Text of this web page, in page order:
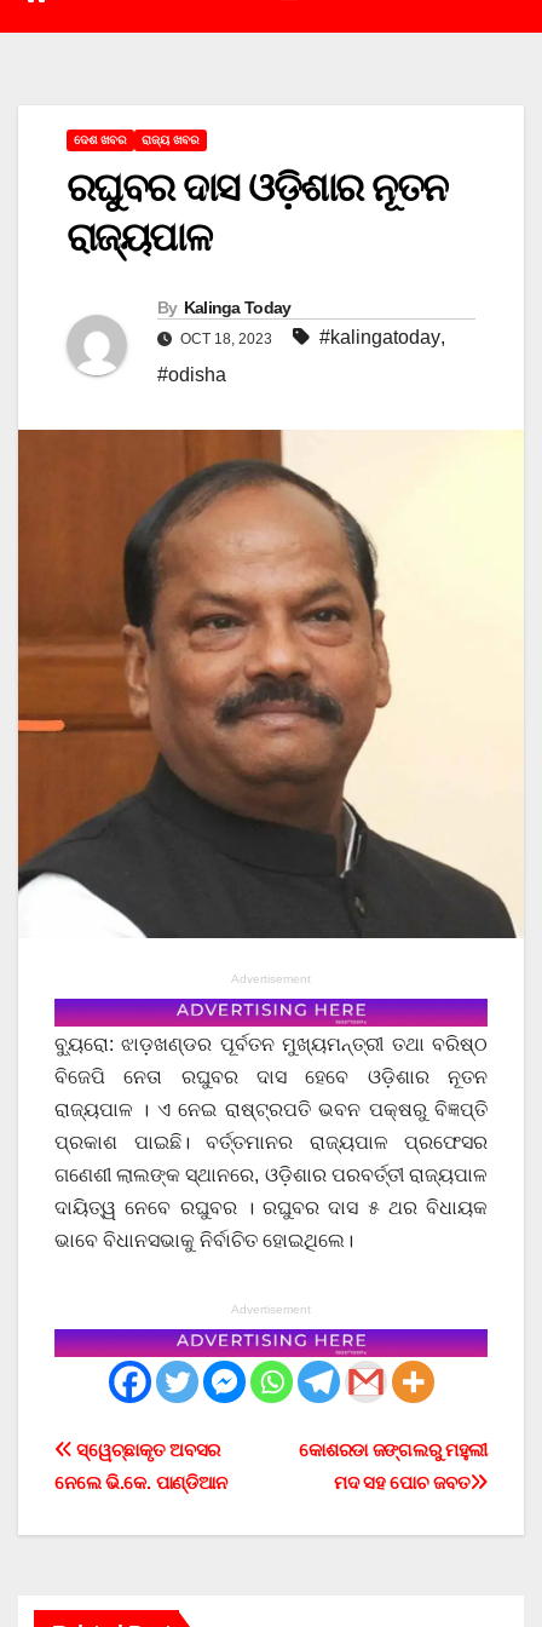
ଦେଶ ଖବର ରାଜ୍ୟ ଖବର
ରଘୁବର ଦାସ ଓଡ଼ିଶାର ନୂତନ
ରାଜ୍ୟପାଳ
By Kalinga Today
OCT 18, 2023 #kalingatoday,
#odisha
Advertisement
ବ୍ୟୁରୋ: ଝାଡ଼ଖଣ୍ଡର ପୂର୍ବତନ ମୁଖ୍ୟମନ୍ତ୍ରୀ ତଥା ବରିଷ୍ଠ
ବିଜେପି ନେତା ରଘୁବର ଦାସ ହେବେ ଓଡ଼ିଶାର ନୂତନ
ରାଜ୍ୟପାଳ । ଏ ନେଇ ରାଷ୍ଟ୍ରପତି ଭବନ ପକ୍ଷରୁ ବିଜ୍ଞପ୍ତି
ପ୍ରକାଶ ପାଇଛି। ବର୍ତ୍ତମାନର ରାଜ୍ୟପାଳ ପ୍ରଫେସର
ଗଣେଶୀ ଲାଲଙ୍କ ସ୍ଥାନରେ, ଓଡ଼ିଶାର ପରବର୍ତ୍ତୀ ରାଜ୍ୟପାଳ
ଦାୟିତ୍ୱ ନେବେ ରଘୁବର । ରଘୁବର ଦାସ ୫ ଥର ବିଧାୟକ
ଭାବେ ବିଧାନସଭାକୁ ନିର୍ବାଚିତ ହୋଇଥିଲେ।
Advertisement
Post
navigation
କୋଶରଡା ଜଙ୍ଗଲରୁ ମହୁଲୀ
ମଦ ସହ ପୋଚ ଜବତ
ସ୍ୱେଚ୍ଛାକୃତ ଅବସର
ନେଲେ ଭି.କେ. ପାଣ୍ଡିଆନ